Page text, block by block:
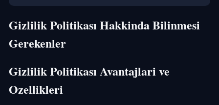
Gizlilik Politikası Hakkinda Bilinmesi
Gerekenler
Gizlilik Politikası Avantajlari ve
Ozellikleri